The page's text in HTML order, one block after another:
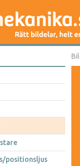
positionsljus